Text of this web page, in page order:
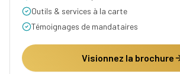
Outils & services à la carte
Témoignages de mandataires
Visionnez la brochure